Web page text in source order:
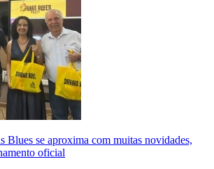
Blues se aproxima com muitas novidades,
oficial